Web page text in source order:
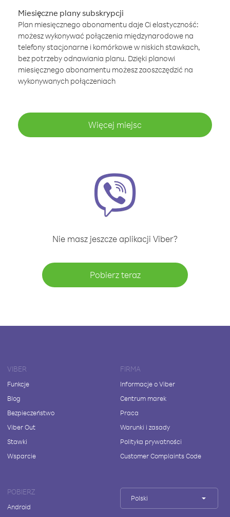
Miesięczne plany subskrypcji
Plan miesięcznego abonamentu daje Ci elastyczność:
możesz wykonywać połączenia międzynarodowe na
telefony stacjonarne i komórkowe w niskich stawkach,
bez potrzeby odnawiania planu. Dzięki planowi
miesięcznego abonamentu możesz zaoszczędzić na
wykonywanych połączeniach
Więcej miejsc
Nie masz jeszcze aplikacji Viber?
Pobierz teraz
VIBER
Funkcje
Blog
Bezpieczeństwo
Viber Out
Stawki
Wsparcie
FIRMA
Informacje o Viber
Centrum marek
Praca
Warunki i zasady
Polityka prywatności
Customer Complaints Code
POBIERZ
Android
Polski